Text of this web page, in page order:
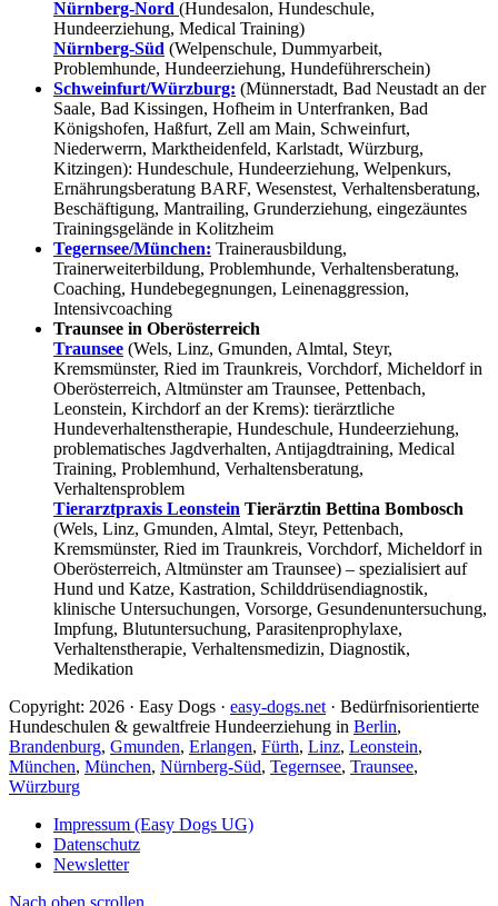
Nürnberg-Nord (Hundesalon, Hundeschule,
Hundeerziehung, Medical Training)
Nürnberg-Süd (Welpenschule, Dummyarbeit,
Problemhunde, Hundeerziehung, Hundeführerschein)
Schweinfurt/Würzburg: (Münnerstadt, Bad Neustadt an der
Saale, Bad Kissingen, Hofheim in Unterfranken, Bad
Königshofen, Haßfurt, Zell am Main, Schweinfurt,
Niederwerrn, Marktheidenfeld, Karlstadt, Würzburg,
Kitzingen): Hundeschule, Hundeerziehung, Welpenkurs,
Ernährungsberatung BARF, Wesenstest, Verhaltensberatung,
Beschäftigung, Mantrailing, Grunderziehung, eingezäuntes
Trainingsgelände in Kolitzheim
Tegernsee/München: Trainerausbildung,
Trainerweiterbildung, Problemhunde, Verhaltensberatung,
Coaching, Hundebegegnungen, Leinenaggression,
Intensivcoaching
Traunsee in Oberösterreich
Traunsee (Wels, Linz, Gmunden, Almtal, Steyr,
Kremsmünster, Ried im Traunkreis, Vorchdorf, Micheldorf in
Oberösterreich, Altmünster am Traunsee, Pettenbach,
Leonstein, Kirchdorf an der Krems): tierärztliche
Hundeverhaltenstherapie, Hundeschule, Hundeerziehung,
problematisches Jagdverhalten, Antijagdtraining, Medical
Training, Problemhund, Verhaltensberatung,
Verhaltensproblem
Tierarztpraxis Leonstein Tierärztin Bettina Bombosch
(Wels, Linz, Gmunden, Almtal, Steyr, Pettenbach,
Kremsmünster, Ried im Traunkreis, Vorchdorf, Micheldorf in
Oberösterreich, Altmünster am Traunsee) – spezialisiert auf
Hund und Katze, Kastration, Schilddrüsendiagnostik,
klinische Untersuchungen, Vorsorge, Gesundenuntersuchung,
Impfung, Blutuntersuchung, Parasitenprophylaxe,
Verhaltenstherapie, Verhaltensmedizin, Diagnostik,
Medikation
Copyright: 2026 · Easy Dogs · easy-dogs.net · Bedürfnisorientierte
Hundeschulen & gewaltfreie Hundeerziehung in Berlin,
Brandenburg, Gmunden, Erlangen, Fürth, Linz, Leonstein,
München, München, Nürnberg-Süd, Tegernsee, Traunsee,
Würzburg
Impressum (Easy Dogs UG)
Datenschutz
Newsletter
Nach oben scrollen